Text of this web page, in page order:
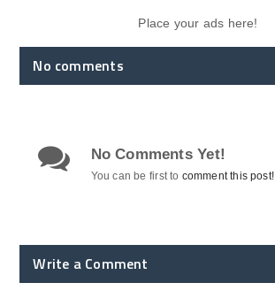
Place your ads here!
No comments
No Comments Yet!
You can be first to comment this post!
Write a Comment